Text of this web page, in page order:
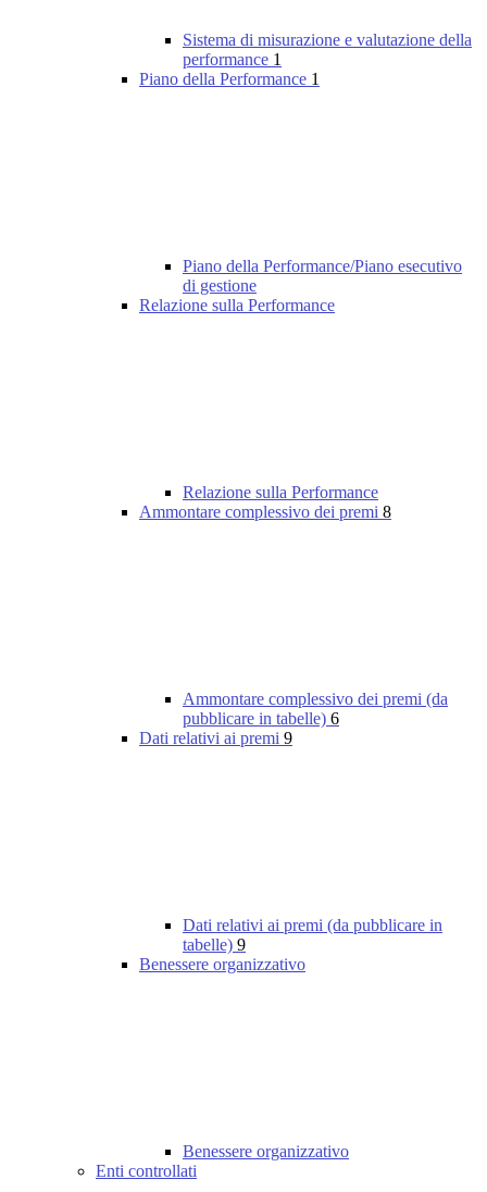
Sistema di misurazione e valutazione della
performance 1
Piano della Performance 1
Piano della Performance/Piano esecutivo
di gestione
Relazione sulla Performance
Relazione sulla Performance
Ammontare complessivo dei premi 8
Ammontare complessivo dei premi (da
pubblicare in tabelle) 6
Dati relativi ai premi 9
Dati relativi ai premi (da pubblicare in
tabelle) 9
Benessere organizzativo
Benessere organizzativo
Enti controllati